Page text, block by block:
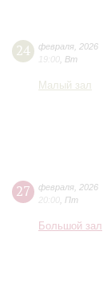
24 февраля 2026
19:00 Вт
Малый зал
27 февраля 2026
20:00 Пт
Большой зал